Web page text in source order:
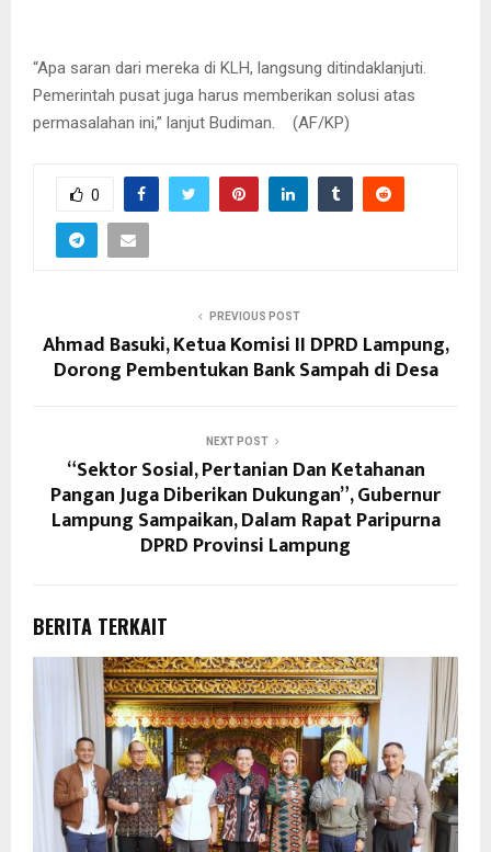
“Apa saran dari mereka di KLH, langsung ditindaklanjuti.
Pemerintah pusat juga harus memberikan solusi atas
permasalahan ini,” lanjut Budiman. (AF/KP)
0
PREVIOUS POST
Ahmad Basuki, Ketua Komisi II DPRD Lampung,
Dorong Pembentukan Bank Sampah di Desa
NEXT POST
“Sektor Sosial, Pertanian Dan Ketahanan
Pangan Juga Diberikan Dukungan”, Gubernur
Lampung Sampaikan, Dalam Rapat Paripurna
DPRD Provinsi Lampung
BERITA TERKAIT